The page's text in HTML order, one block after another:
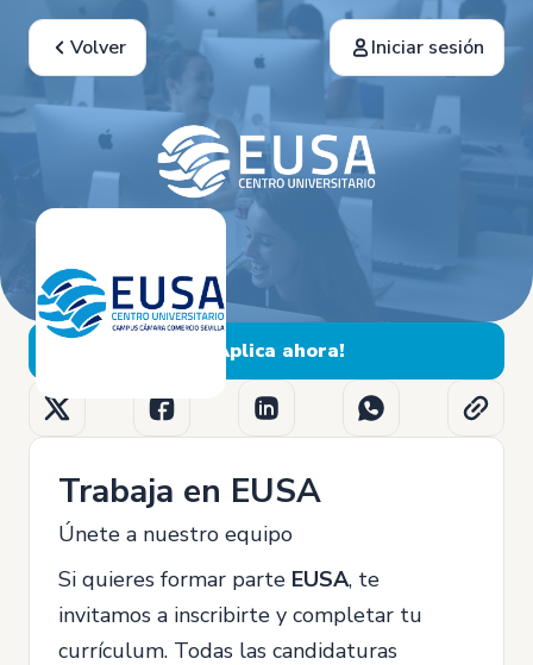
Volver Iniciar sesión
¡Aplica ahora!
Trabaja en EUSA
Únete a nuestro equipo
Si quieres formar parte EUSA, te
invitamos a inscribirte y completar tu
currículum. Todas las candidaturas